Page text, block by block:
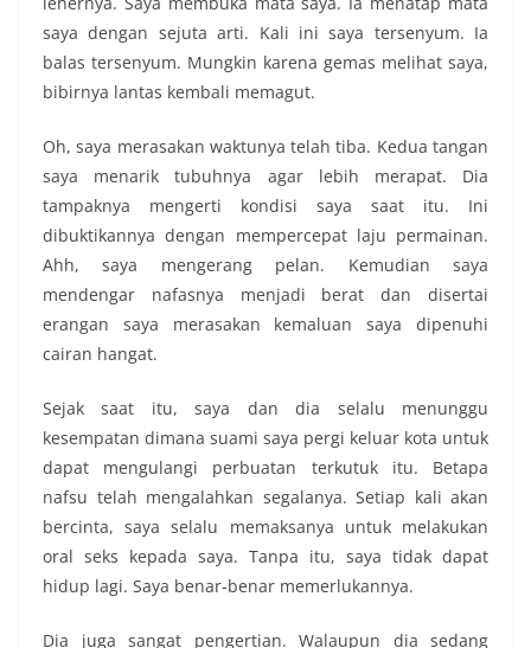
saya dengan sejuta arti. Kali ini saya tersenyum. Ia
balas tersenyum. Mungkin karena gemas melihat saya,
bibirnya lantas kembali memagut.
Oh, saya merasakan waktunya telah tiba. Kedua tangan
saya menarik tubuhnya agar lebih merapat. Dia
tampaknya mengerti kondisi saya saat itu. Ini
dibuktikannya dengan mempercepat laju permainan.
Ahh, saya mengerang pelan. Kemudian saya
mendengar nafasnya menjadi berat dan disertai
erangan saya merasakan kemaluan saya dipenuhi
cairan hangat.
Sejak saat itu, saya dan dia selalu menunggu
kesempatan dimana suami saya pergi keluar kota untuk
dapat mengulangi perbuatan terkutuk itu. Betapa
nafsu telah mengalahkan segalanya. Setiap kali akan
bercinta, saya selalu memaksanya untuk melakukan
oral seks kepada saya. Tanpa itu, saya tidak dapat
hidup lagi. Saya benar-benar memerlukannya.
Dia juga sangat pengertian. Walaupun dia sedang